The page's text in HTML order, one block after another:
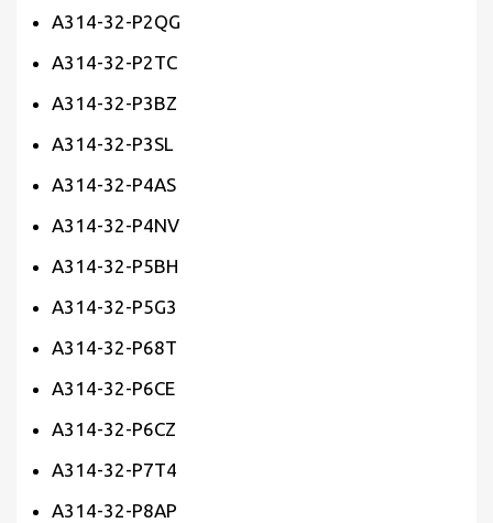
A314-32-P2QG
A314-32-P2TC
A314-32-P3BZ
A314-32-P3SL
A314-32-P4AS
A314-32-P4NV
A314-32-P5BH
A314-32-P5G3
A314-32-P68T
A314-32-P6CE
A314-32-P6CZ
A314-32-P7T4
A314-32-P8AP